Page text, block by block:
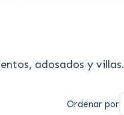
adosados y villas.
Ordenar por